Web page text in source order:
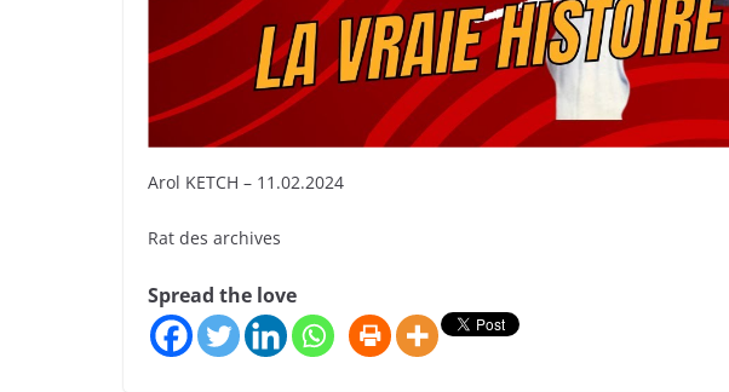
Arol KETCH – 11.02.2024
Rat des archives
Spread the love